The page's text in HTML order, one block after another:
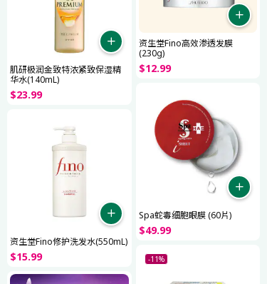
资生堂Fino高效渗透发膜
(230g)
$12.99
肌研极润金致特浓紧致保湿精
华水(140mL)
$23.99
Spa蛇毒细胞眼膜 (60片)
$49.99
资生堂Fino修护洗发水(550mL)
$15.99 -11%